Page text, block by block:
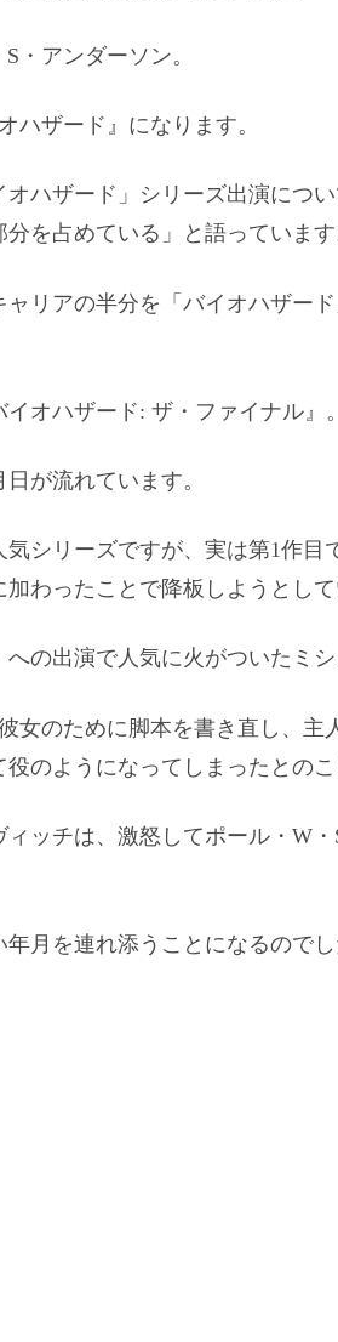
・アンダーソン。
ハザード』になります。
ハザード」シリーズ出演につ
を占めている」と語っています
リアの半分を「バイオハザー
オハザード: ザ・ファイナル』。
が流れています。
シリーズですが、実は第1作目
わったことで降板しようとして
の出演で人気に火がついたミシ
女のために脚本を書き直し、主
のようになってしまったとのこ
ッチは、激怒してポール・W
月を連れ添うことになるのでし